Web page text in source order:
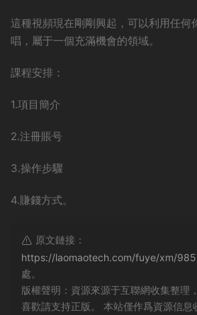
這種視頻現在剛剛興起，可以利用任何
唱，屬于一個充滿機會的領域。
課程安排：
1.項目簡介
2.注冊賬号
3.操作步驟
4.賺錢方式。
原文鏈接：
https://laomaotech.com/fuye/xm/
處。
版權聲明：資源來源于互聯網收集整理
喜歡請支持正版。 本站僅作爲資源信息